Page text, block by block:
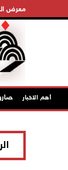
معرض
أهم الاخبار
الهجمات الصاروخية